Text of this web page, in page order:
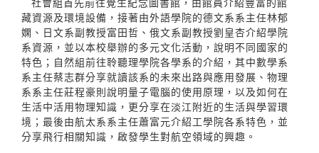
藏資源及環境設備，接著由外語學院的德文系系主任林郁
嫻、日文系副教授富田哲、俄文系副教授劉皇杏介紹學院
系資源，並以本校舉辦的多元文化活動，說明不同國家的
特色；自然組前往聆聽理學院各學系的介紹，其中數學系
系主任蔡志群分享就讀該系的未來出路與應用發展、物理
系系主任莊程豪則說明量子電腦的使用原理，以及如何在
生活中活用物理知識，更分享在淡江附近的生活與學習環
境；最後由航太系系主任蕭富元介紹工學院各系特色，並
分享飛行相關知識，啟發學生對航空領域的興趣。